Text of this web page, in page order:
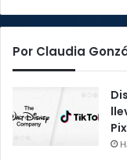
Por Claudia